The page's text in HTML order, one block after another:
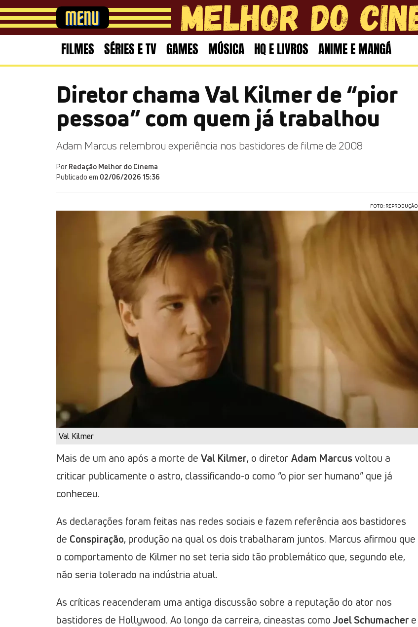
FILMES SÉRIES E TV GAMES MÚSICA HQ E LIVROS ANIME E MANGÁ
Diretor chama Val Kilmer de “pior
pessoa” com quem já trabalhou
Adam Marcus relembrou experiência nos bastidores de filme de 2008
Por Redação Melhor do Cinema
Publicado em 02/06/2026 15:36
FOTO: REPRODUÇÃO
Val Kilmer
Mais de um ano após a morte de Val Kilmer, o diretor Adam Marcusvoltou a
criticar publicamente o astro, classificando-o como “o pior ser humano” que já
conheceu.
As declarações foram feitas nas redes sociais e fazem referência aos bastidores
de Conspiração, produção na qual os dois trabalharam juntos. Marcus afirmou que
o comportamento de Kilmer no set teria sido tão problemático que, segundo ele,
não seria tolerado na indústria atual.
As críticas reacenderam uma antiga discussão sobre a reputação do ator nos
bastidores de Hollywood. Ao longo da carreira, cineastas como Joel Schumacher e